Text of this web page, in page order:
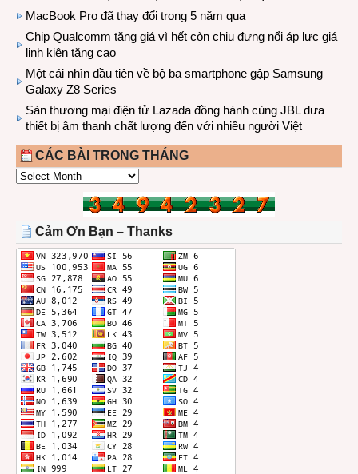
MacBook Pro đã thay đổi trong 5 năm qua
Chip Qualcomm tăng giá vì hết còn chịu đựng nổi áp lực giá
linh kiện tăng cao
Một cái nhìn đầu tiên về bộ ba smartphone gập Samsung
Galaxy Z8 Series
Sàn thương mại điện tử Lazada đồng hành cùng JBL dưa
thiết bị âm thanh chất lượng đến với nhiều người Việt
CÁC BÀI TRONG THÁNG
CÁC
THÁNG
Cảm Ơn Bạn – Thanks